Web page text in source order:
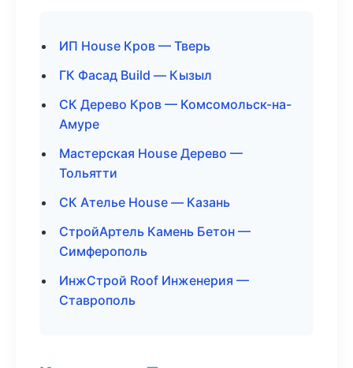
ИП House Кров — Тверь
ГК Фасад Build — Кызыл
СК Дерево Кров — Комсомольск-на-
Амуре
Мастерская House Дерево —
Тольятти
СК Ателье House — Казань
СтройАртель Камень Бетон —
Симферополь
ИнжСтрой Roof Инженерия —
Ставрополь